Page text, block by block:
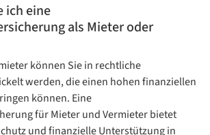
ich eine
als Mieter oder
können Sie in rechtliche
werden, die einen hohen finanziellen
können. Eine
für Mieter und Vermieter bietet
und finanzielle Unterstützung in